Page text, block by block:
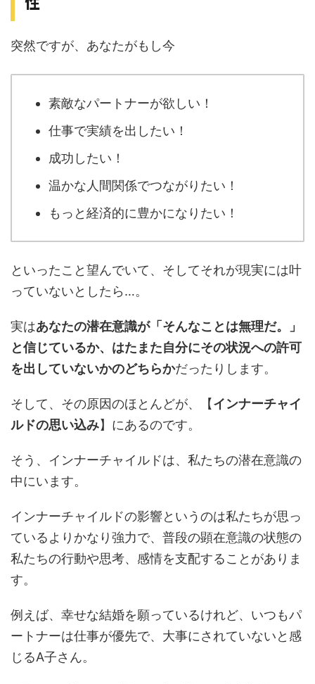
突然ですが、あなたがもし今
素敵なパートナーが欲しい！
仕事で実績を出したい！
成功したい！
温かな人間関係でつながりたい！
もっと経済的に豊かになりたい！
といったこと望んでいて、そしてそれが現実には叶
っていないとしたら…。
実はあなたの潜在意識が「そんなことは無理だ。」
と信じているか、はたまた自分にその状況への許可
を出していないかのどちらかだったりします。
そして、その原因のほとんどが、【インナーチャイ
ルドの思い込み】にあるのです。
そう、インナーチャイルドは、私たちの潜在意識の
中にいます。
インナーチャイルドの影響というのは私たちが思っ
ているよりかなり強力で、普段の顕在意識の状態の
私たちの行動や思考、感情を支配することがありま
す。
例えば、幸せな結婚を願っているけれど、いつもパ
ートナーは仕事が優先で、大事にされていないと感
じるA子さん。